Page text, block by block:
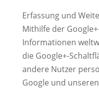
Erfassung und
Mithilfe der
Informationen
die Google+-
andere Nutzer
Google und